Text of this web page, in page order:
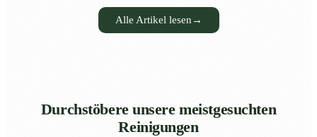
Alle Artikel lesen →
Durchstöbere unsere meistgesuchten
Reinigungen